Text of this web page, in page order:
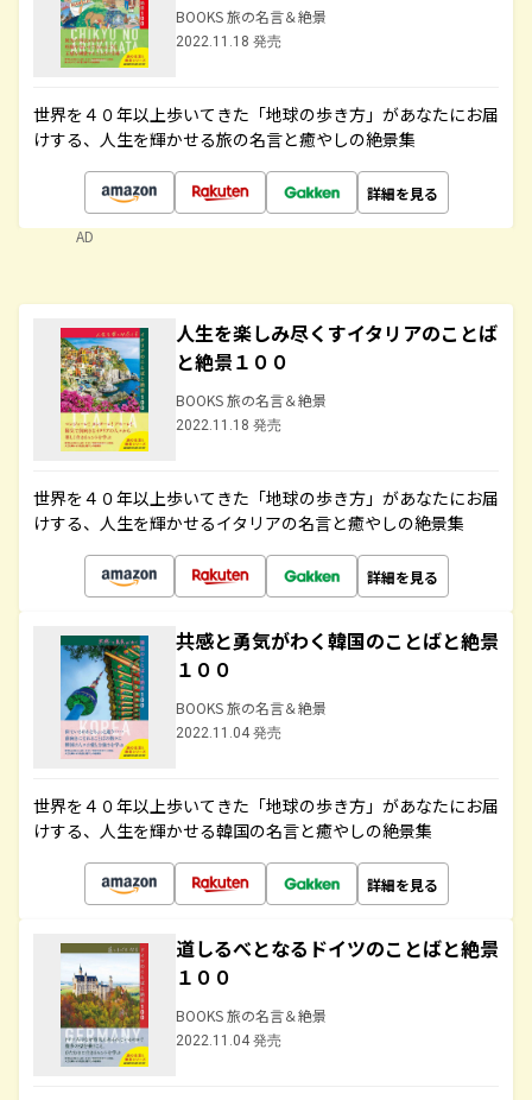
BOOKS 旅の名言＆絶景
2022.11.18 発売
世界を４０年以上歩いてきた「地球の歩き方」があなたにお届
けする、人生を輝かせる旅の名言と癒やしの絶景集
詳細を見る
AD
人生を楽しみ尽くすイタリアのことば
と絶景１００
BOOKS 旅の名言＆絶景
2022.11.18 発売
世界を４０年以上歩いてきた「地球の歩き方」があなたにお届
けする、人生を輝かせるイタリアの名言と癒やしの絶景集
詳細を見る
共感と勇気がわく韓国のことばと絶景
１００
BOOKS 旅の名言＆絶景
2022.11.04 発売
世界を４０年以上歩いてきた「地球の歩き方」があなたにお届
けする、人生を輝かせる韓国の名言と癒やしの絶景集
詳細を見る
道しるべとなるドイツのことばと絶景
１００
BOOKS 旅の名言＆絶景
2022.11.04 発売